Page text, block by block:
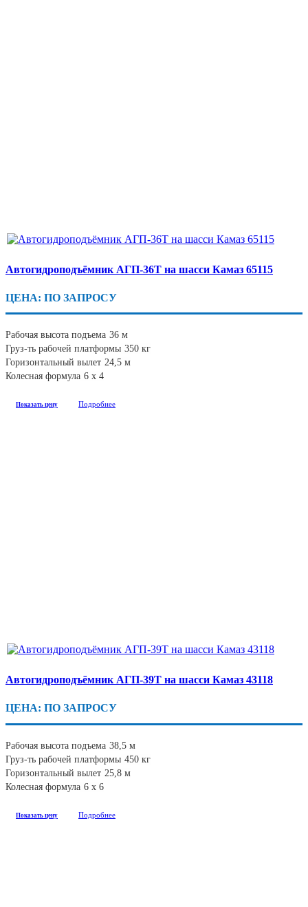
Автогидроподъёмник АГП-36Т на шасси Камаз 65115
ЦЕНА: ПО ЗАПРОСУ
Рабочая высота подъема 36 м
Груз-ть рабочей платформы 350 кг
Горизонтальный вылет 24,5 м
Колесная формула 6 х 4
Показать цену Подробнее
Автогидроподъёмник АГП-39Т на шасси Камаз 43118
ЦЕНА: ПО ЗАПРОСУ
Рабочая высота подъема 38,5 м
Груз-ть рабочей платформы 450 кг
Горизонтальный вылет 25,8 м
Колесная формула 6 х 6
Показать цену Подробнее